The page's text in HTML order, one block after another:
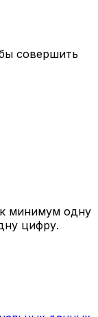
совершить
минимум одну
цифру.